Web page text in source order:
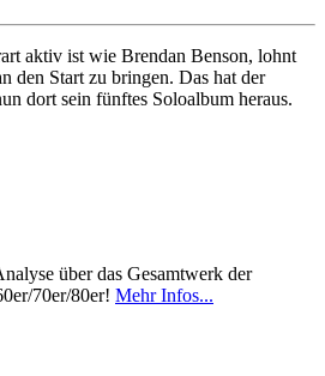
aktiv ist wie Brendan Benson, lohnt
den Start zu bringen. Das hat der
dort sein fünftes Soloalbum heraus.
über das Gesamtwerk der
70er/80er! Mehr Infos...